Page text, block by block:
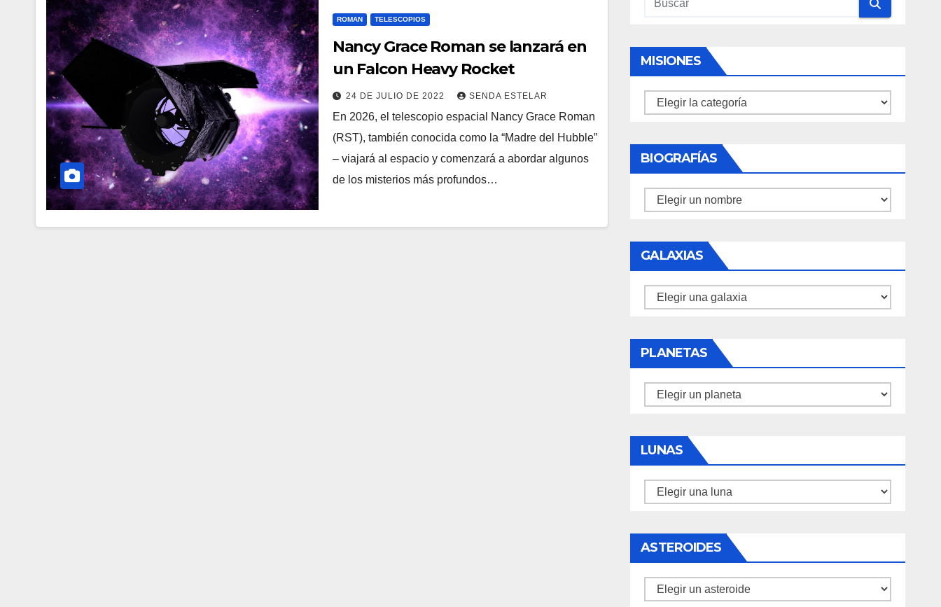
ROMAN TELESCOPIOS
Nancy Grace Roman se lanzará en
un Falcon Heavy Rocket
24 DE JULIO DE 2022 SENDA ESTELAR
En 2026, el telescopio espacial Nancy Grace Roman
(RST), también conocida como la “Madre del Hubble”
– viajará al espacio y comenzará a abordar algunos
de los misterios más profundos…
MISIONES
Misiones
BIOGRAFÍAS
Biografías
GALAXIAS
Galaxias
PLANETAS
Planetas
LUNAS
Lunas
ASTEROIDES
Asteroides